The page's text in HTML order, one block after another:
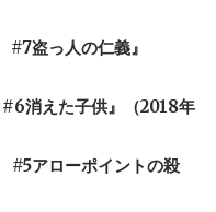
盗っ人の仁義』
#6消えた子供』（2018年
アローポイントの殺